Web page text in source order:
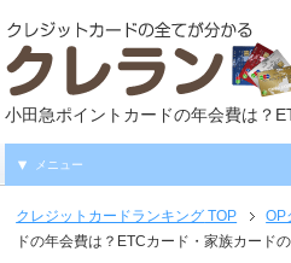
小田急ポイントカードの年会費は？
メニュー
クレジットカードランキング TOP OP
ドの年会費は？ETCカード・家族カード